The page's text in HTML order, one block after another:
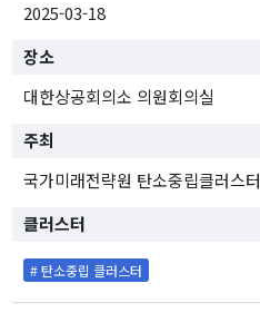
2025-03-18
장소
대한상공회의소 의원회의실
주최
국가미래전략원 탄소중립클러스터
클러스터
# 탄소중립 클러스터
대담 및 토론회
전문가초청 세미나
사전등록
간행물